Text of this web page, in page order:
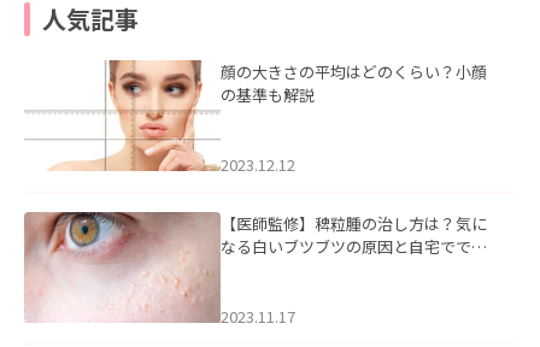
人気記事
顔の大きさの平均はどのくらい？小顔
の基準も解説
2023.12.12
【医師監修】稗粒腫の治し方は？気に
なる白いブツブツの原因と自宅ででき
2023.11.17